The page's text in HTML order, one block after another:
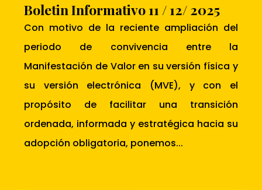
Boletin Informativo 11 / 12/ 2025
Con motivo de la reciente ampliación del
periodo de convivencia entre la
Manifestación de Valor en su versión física y
su versión electrónica (MVE), y con el
propósito de facilitar una transición
ordenada, informada y estratégica hacia su
adopción obligatoria, ponemos...